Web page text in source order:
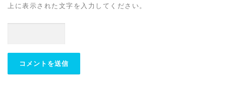
上に表示された文字を入力してください。